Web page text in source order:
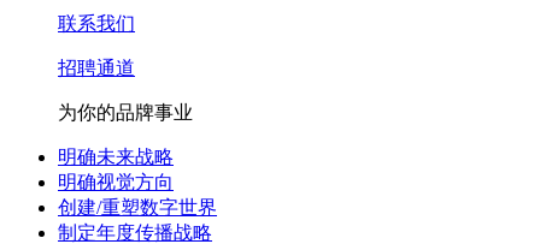
联系我们
招聘通道
为你的品牌事业
明确未来战略
明确视觉方向
创建/重塑数字世界
制定年度传播战略